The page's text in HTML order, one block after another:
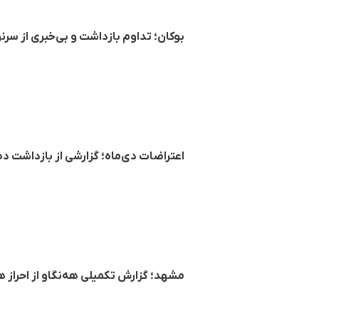
بوکان؛ تداوم بازداشت و بی‌خبری از
اعتراضات دی‌ماه؛ گزارشی از
مشهد؛ گزارش تکمیلی هه‌نگاو از احراز هویت ۳۱ تن از بازداشت شدگان مراسم هفتم